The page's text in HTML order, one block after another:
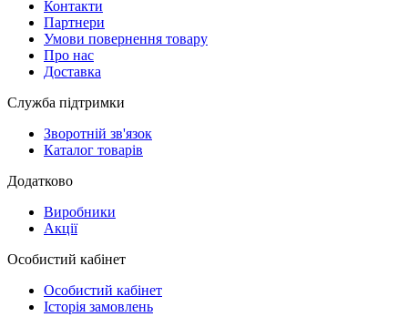
Контакти
Партнери
Умови повернення товару
Про нас
Доставка
Служба підтримки
Зворотній зв'язок
Каталог товарів
Додатково
Виробники
Акції
Особистий кабінет
Особистий кабінет
Історія замовлень